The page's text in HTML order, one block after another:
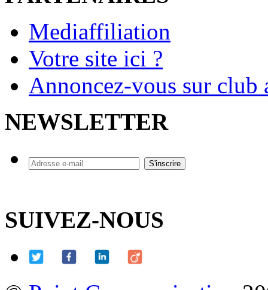
Mediaffiliation
Votre site ici ?
Annoncez-vous sur
NEWSLETTER
SUIVEZ-NOUS